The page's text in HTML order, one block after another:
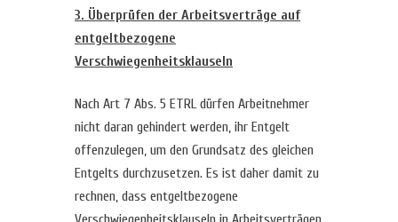
3. Überprüfen der Arbeitsverträge auf
entgeltbezogene
Verschwiegenheitsklauseln
Nach Art 7 Abs. 5 ETRL dürfen Arbeitnehmer
nicht daran gehindert werden, ihr Entgelt
offenzulegen, um den Grundsatz des gleichen
Entgelts durchzusetzen. Es ist daher damit zu
rechnen, dass entgeltbezogene